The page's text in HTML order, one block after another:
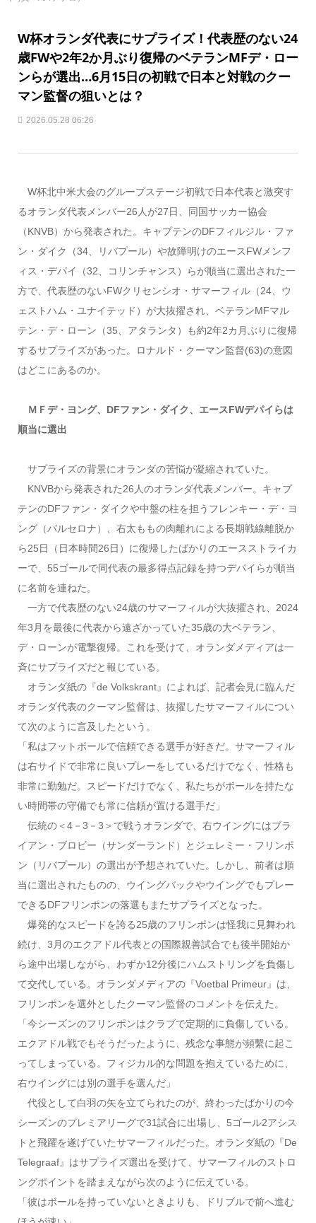
W杯オランダ代表にサプライズ！代表歴のない24
歳FWや2年2か月ぶり復帰のベテランMFデ・ロー
ンらが選出…6月15日の初戦で日本と対戦のクー
マン監督の狙いとは？
2026.05.28 06:26
W杯北中米大会のグループステージ初戦で日本代表と激突す
るオランダ代表メンバー26人が27日、同国サッカー協会
（KNVB）から発表された。キャプテンのDFフィルジル・ファ
ン・ダイク（34、リバプール）や故障明けのエースFWメンフ
ィス・デパイ（32、コリンチャンス）らが順当に選出された一
方で、代表歴のないFWクリセンシオ・サマーフィル（24、ウ
ェストハム・ユナイテッド）が大抜擢され、ベテランMFマル
テン・デ・ローン（35、アタランタ）も約2年2カ月ぶりに復帰
するサプライズがあった。ロナルド・クーマン監督(63)の意図
はどこにあるのか。
ＭＦデ・ヨング、DFファン・ダイク、エースFWデパイらは
順当に選出
サプライズの背景にオランダの苦悩が凝縮されていた。
KNVBから発表された26人のオランダ代表メンバー。キャプ
テンのDFファン・ダイクや中盤の柱を担うフレンキー・デ・ヨ
ング（バルセロナ）、右太ももの肉離れによる長期戦線離脱か
ら25日（日本時間26日）に復帰したばかりのエースストライカ
ーで、55ゴールで同代表の最多得点記録を持つデパイらが順当
に名前を連ねた。
一方で代表歴のない24歳のサマーフィルが大抜擢され、2024
年3月を最後に代表から遠ざかっていた35歳の大ベテラン、
デ・ローンが電撃復帰。これを受けて、オランダメディアは一
斉にサプライズだと報じている。
オランダ紙の『de Volkskrant』によれば、記者会見に臨んだ
オランダ代表のクーマン監督は、抜擢したサマーフィルについ
て次のように言及したという。
「私はフットボールで信頼できる選手が好きだ。サマーフィル
は右サイドで非常に良いプレーをしているだけでなく、性格も
非常に勤勉だ。スピードだけでなく、私たちがボールを持たな
い時間帯の守備でも常に信頼が置ける選手だ」
伝統の＜4－3－3＞で戦うオランダで、右ウイングにはブラ
イアン・ブロビー（サンダーランド）とジェレミー・フリンポ
ン（リバプール）の選出が予想されていた。しかし、前者は順
当に選出されたものの、ウイングバックやウイングでもプレー
できるDFフリンポンの落選もまたサプライズとなった。
爆発的なスピードを誇る25歳のフリンポンは怪我に見舞われ
続け、3月のエクアドル代表との国際親善試合でも後半開始か
ら途中出場しながら、わずか12分後にハムストリングを負傷し
て交代している。オランダメディアの『Voetbal Primeur』は、
フリンポンを選外としたクーマン監督のコメントを伝えた。
「今シーズンのフリンポンはクラブで定期的に負傷している。
エクアドル戦でもそうだったように、残念な事態が頻繫に起こ
ってしまっている。フィジカル的な問題を抱えているために、
右ウイングには別の選手を選んだ」
代役として白羽の矢を立てられたのが、終わったばかりの今
シーズンのプレミアリーグで31試合に出場し、5ゴール2アシス
トと飛躍を遂げていたサマーフィルだった。オランダ紙の『De
Telegraaf』はサプライズ選出を受けて、サマーフィルのストロ
ングポイントを踏まえながら次のように伝えている。
「彼はボールを持っていないときよりも、ドリブルで前へ進む